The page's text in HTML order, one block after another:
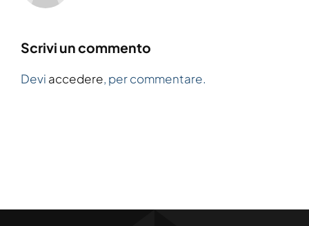
Scrivi un commento
Devi accedere, per commentare.